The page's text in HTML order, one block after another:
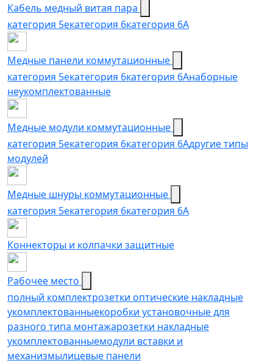
Кабель медный витая пара
категория 5eкатегория 6категория 6А
Медные панели коммутационные
категория 5екатегория 6категория 6Aнаборные
неукомплектованные
Медные модули коммутационные
категория 5екатегория 6категория 6Aдругие типы
модулей
Медные шнуры коммутационные
категория 5eкатегория 6категория 6A
Коннекторы и колпачки защитные
Рабочее место
полный комплектрозетки оптические накладные
укомплектованныекоробки установочные для
разного типа монтажарозетки накладные
укомплектованныемодули вставки и
механизмылицевые панели